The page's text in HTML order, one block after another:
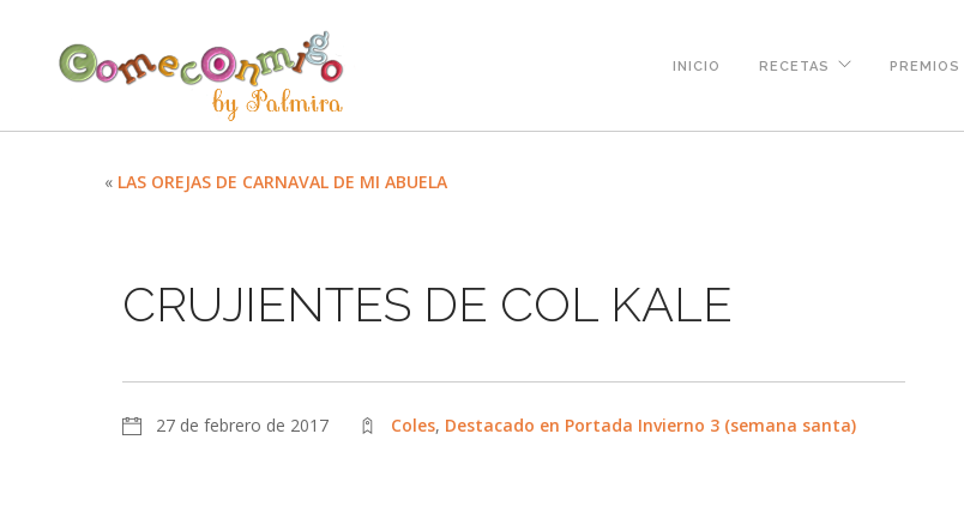
INICIO RECETAS PREMIOS
« LAS OREJAS DE CARNAVAL DE MI ABUELA
CRUJIENTES DE COL KALE
27 de febrero de 2017 Coles, Destacado en Portada Invierno 3 (semana santa)